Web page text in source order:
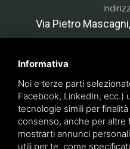
Informativa
Noi e terze parti
Facebook, LinkedIn, ecc.)
tecnologie simili per
consenso, anche per altre
mostrarti annunci
utili per te, come
Via Pietro
Cascina Costera,
Cristina Mazzucchelli
INTERVENTO